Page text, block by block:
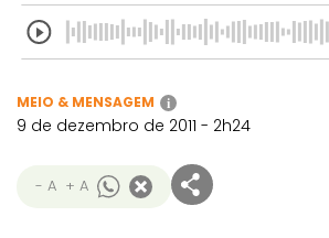
MEIO & MENSAGEM i
9 de dezembro de 2011 - 2h24
- A + A